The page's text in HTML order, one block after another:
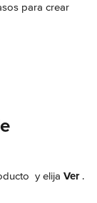
para crear
y elija Ver .